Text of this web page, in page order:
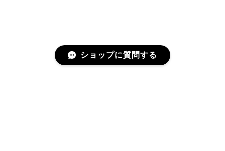
ショップに質問する